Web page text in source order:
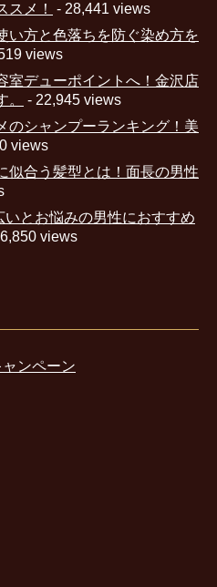
スメ！
- 28,441 views
い方と色落ちを防ぐ染め方を
views
室デューポイントへ！金沢店
- 22,945 views
のシャンプーランキング！美
views
似合う髪型とは！面長の男性
いとお悩みの男性におすすめ
views
ンペーン